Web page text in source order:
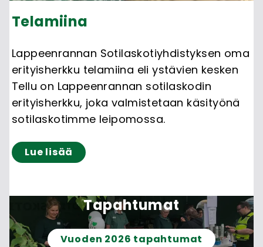
Telamiina
Lappeenrannan Sotilaskotiyhdistyksen oma
erityisherkku telamiina eli ystävien kesken
Tellu on Lappeenrannan sotilaskodin
erityisherkku, joka valmistetaan käsityönä
sotilaskotimme leipomossa.
Lue lisää
Tapahtumat
Vuoden 2026 tapahtumat